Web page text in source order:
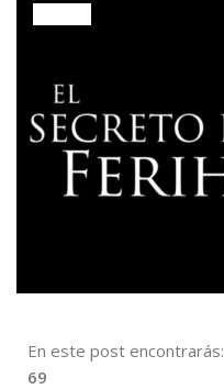
En este post encontrarás:
69